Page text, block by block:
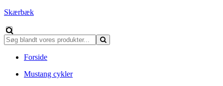
Skærbæk
Forside
Mustang cykler